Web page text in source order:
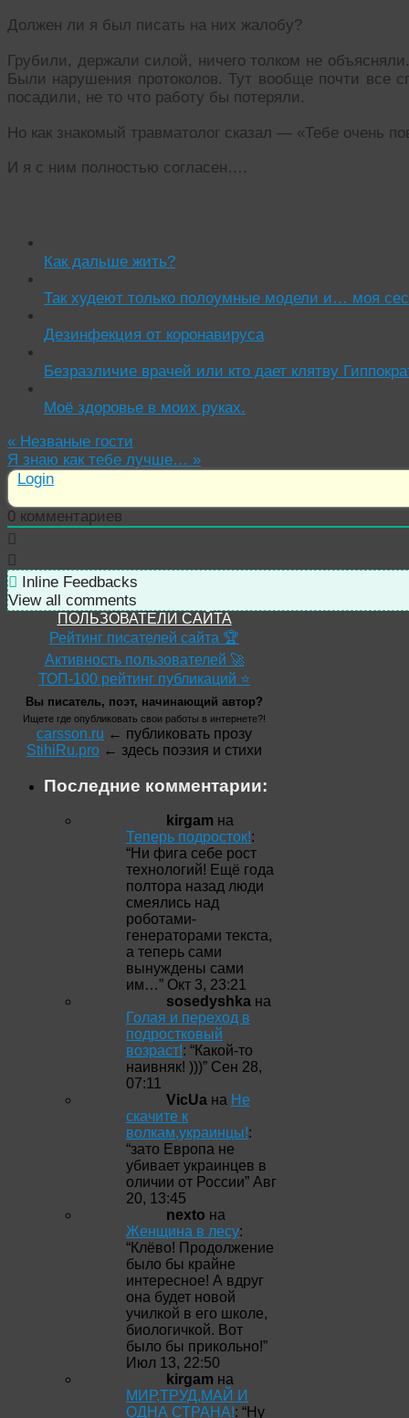
Должен ли я был писать на них жалобу?
Грубили, держали силой, ничего толком не
Были нарушения протоколов. Тут вообще почти
посадили, не то что работу бы потеряли.
Но как знакомый травматолог сказал — «Тебе очень
И я с ним полностью согласен….
Как дальше жить?
Так худеют только полоумные модели и… моя
Дезинфекция от коронавируса
Безразличие врачей или кто дает клятву
Моё здоровье в моих руках.
« Незваные гости
Я знаю как тебе лучше… »
Login
0 комментариев
Inline Feedbacks
View all comments
ПОЛЬЗОВАТЕЛИ САЙТА
Рейтинг писателей сайта 🏆
Активность пользователей 🚀
ТОП-100 рейтинг публикаций ⭐
Вы писатель, поэт, начинающий автор?
Ищете где опубликовать свои работы в интернете?!
carsson.ru ← публиковать прозу
StihiRu.pro ← здесь поэзия и стихи
Последние комментарии:
kirgam на
Теперь подросток!:
“Ни фига себе рост
технологий! Ещё года
полтора назад люди
смеялись над
роботами-
генераторами текста,
а теперь сами
вынуждены сами
им…” Окт 3, 23:21
sosedyshka на
Голая и переход в
подростковый
возраст!: “Какой-то
наивняк! )))” Сен 28,
07:11
VicUa на Не
скачите к
волкам,украинцы!:
“зато Европа не
убивает украинцев в
оличии от России” Авг
20, 13:45
nexto на
Женщина в лесу:
“Клёво! Продолжение
было бы крайне
интересное! А вдруг
она будет новой
училкой в его школе,
биологичкой. Вот
было бы прикольно!”
Июл 13, 22:50
kirgam на
МИР,ТРУД,МАЙ И
ОДНА СТРАНА!: “Ну